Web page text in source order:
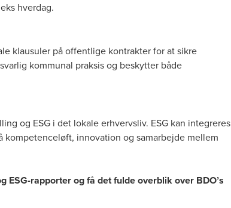
hverdag.
klausuler på offentlige kontrakter for at sikre
kommunal praksis og beskytter både
og ESG i det lokale erhvervsliv. ESG kan integreres
kompetenceløft, innovation og samarbejde mellem
rapporter og få det fulde overblik over BDO’s